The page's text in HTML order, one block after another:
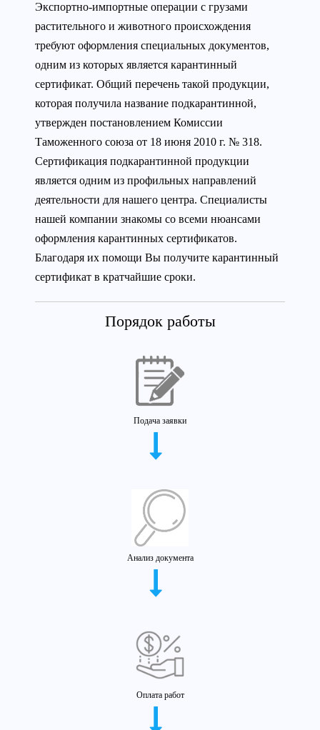
Экспортно-импортные операции с грузами
растительного и животного происхождения
требуют оформления специальных документов,
одним из которых является карантинный
сертификат. Общий перечень такой продукции,
которая получила название подкарантинной,
утвержден постановлением Комиссии
Таможенного союза от 18 июня 2010 г. № 318.
Сертификация подкарантинной продукции
является одним из профильных направлений
деятельности для нашего центра. Специалисты
нашей компании знакомы со всеми нюансами
оформления карантинных сертификатов.
Благодаря их помощи Вы получите карантинный
сертификат в кратчайшие сроки.
Порядок работы
Подача заявки
Анализ документа
Оплата работ